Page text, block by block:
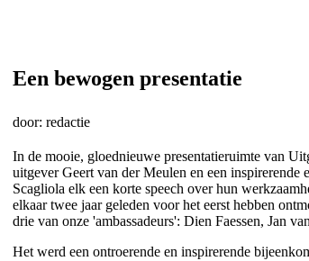
Een bewogen presentatie
door: redactie
In de mooie, gloednieuwe presentatieruimte van
uitgever Geert van der Meulen en een
Scagliola elk een korte speech over hun
elkaar twee jaar geleden voor het eerst hebben
drie van onze 'ambassadeurs': Dien Faessen, Jan
Het werd een ontroerende en inspirerende